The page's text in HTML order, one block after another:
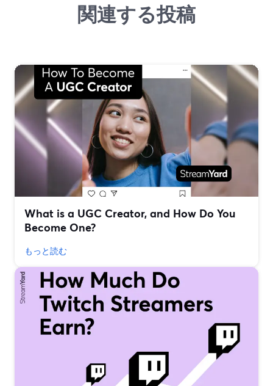
関連する投稿
What is a UGC Creator, and How Do You
Become One?
もっと読む